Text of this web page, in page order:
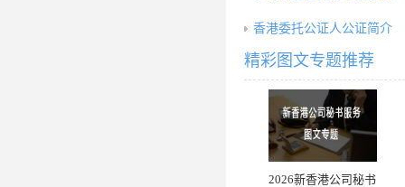
香港委托公证人公证简介
精彩图文专题推荐
2026新香港公司秘书